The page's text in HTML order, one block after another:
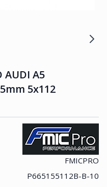
AUDI A5
5x112
FMICPRO
P665155112B-B-10